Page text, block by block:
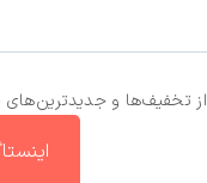
از تخفیف‌ها و جدیدترین‌های